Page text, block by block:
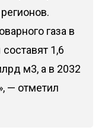
газа в
1,6
м3, а в 2032
— отметил